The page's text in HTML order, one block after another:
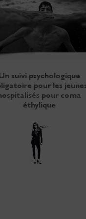
suivi psychologique
pour les
pour coma
éthylique